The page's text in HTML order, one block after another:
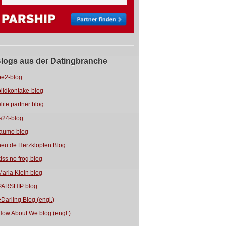
aus der Datingbranche
blog
blog
partner blog
blog
blog
Herzklopfen Blog
no frog blog
Klein blog
blog
Blog (engl.)
About We blog (engl.)